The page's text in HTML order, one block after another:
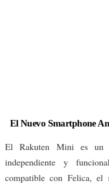
El Nuevo Smartphone
El Rakuten Mini es un
independiente y
compatible con Felica, el